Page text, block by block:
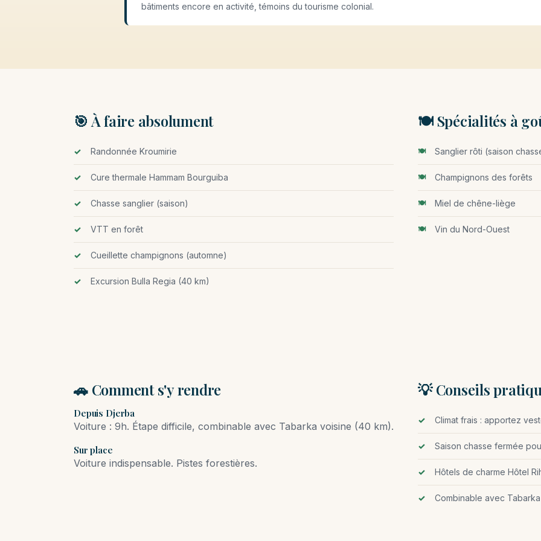
bâtiments encore en activité, témoins du tourisme colonial.
🎯 À faire absolument
Randonnée Kroumirie
Cure thermale Hammam Bourguiba
Chasse sanglier (saison)
VTT en forêt
Cueillette champignons (automne)
Excursion Bulla Regia (40 km)
🍽️ Spécialités à
Sanglier rôti (saison
Champignons des forêts
Miel de chêne-liège
Vin du Nord-Ouest
🚗 Comment s'y rendre
Depuis Djerba
Voiture : 9h. Étape difficile, combinable avec Tabarka voisine (40 km).
Sur place
Voiture indispensable. Pistes forestières.
💡 Conseils
Climat frais : apportez
Saison chasse fermée
Hôtels de charme Hôtel
Combinable avec Tabarka